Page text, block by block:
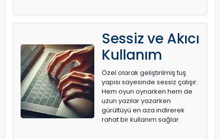
Sessiz ve Akıcı
Kullanım
Özel olarak geliştirilmiş tuş
yapısı sayesinde sessiz çalışır.
Hem oyun oynarken hem de
uzun yazılar yazarken
gürültüyü en aza indirerek
rahat bir kullanım sağlar.